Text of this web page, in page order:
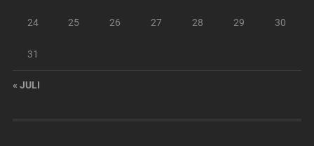
24 25 26 27 28 29 30
31
« JULI